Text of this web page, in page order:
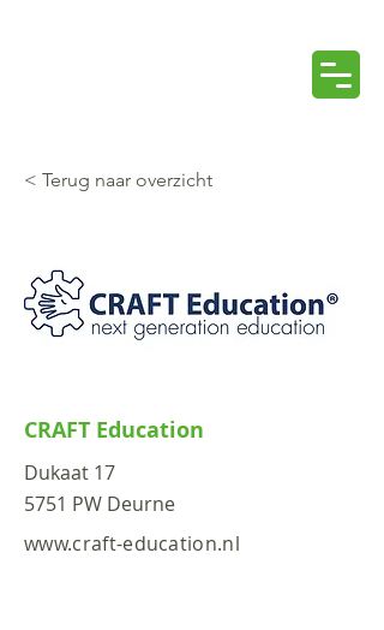
< Terug naar overzicht
CRAFT Education
Dukaat 17
5751 PW Deurne
www.craft-education.nl